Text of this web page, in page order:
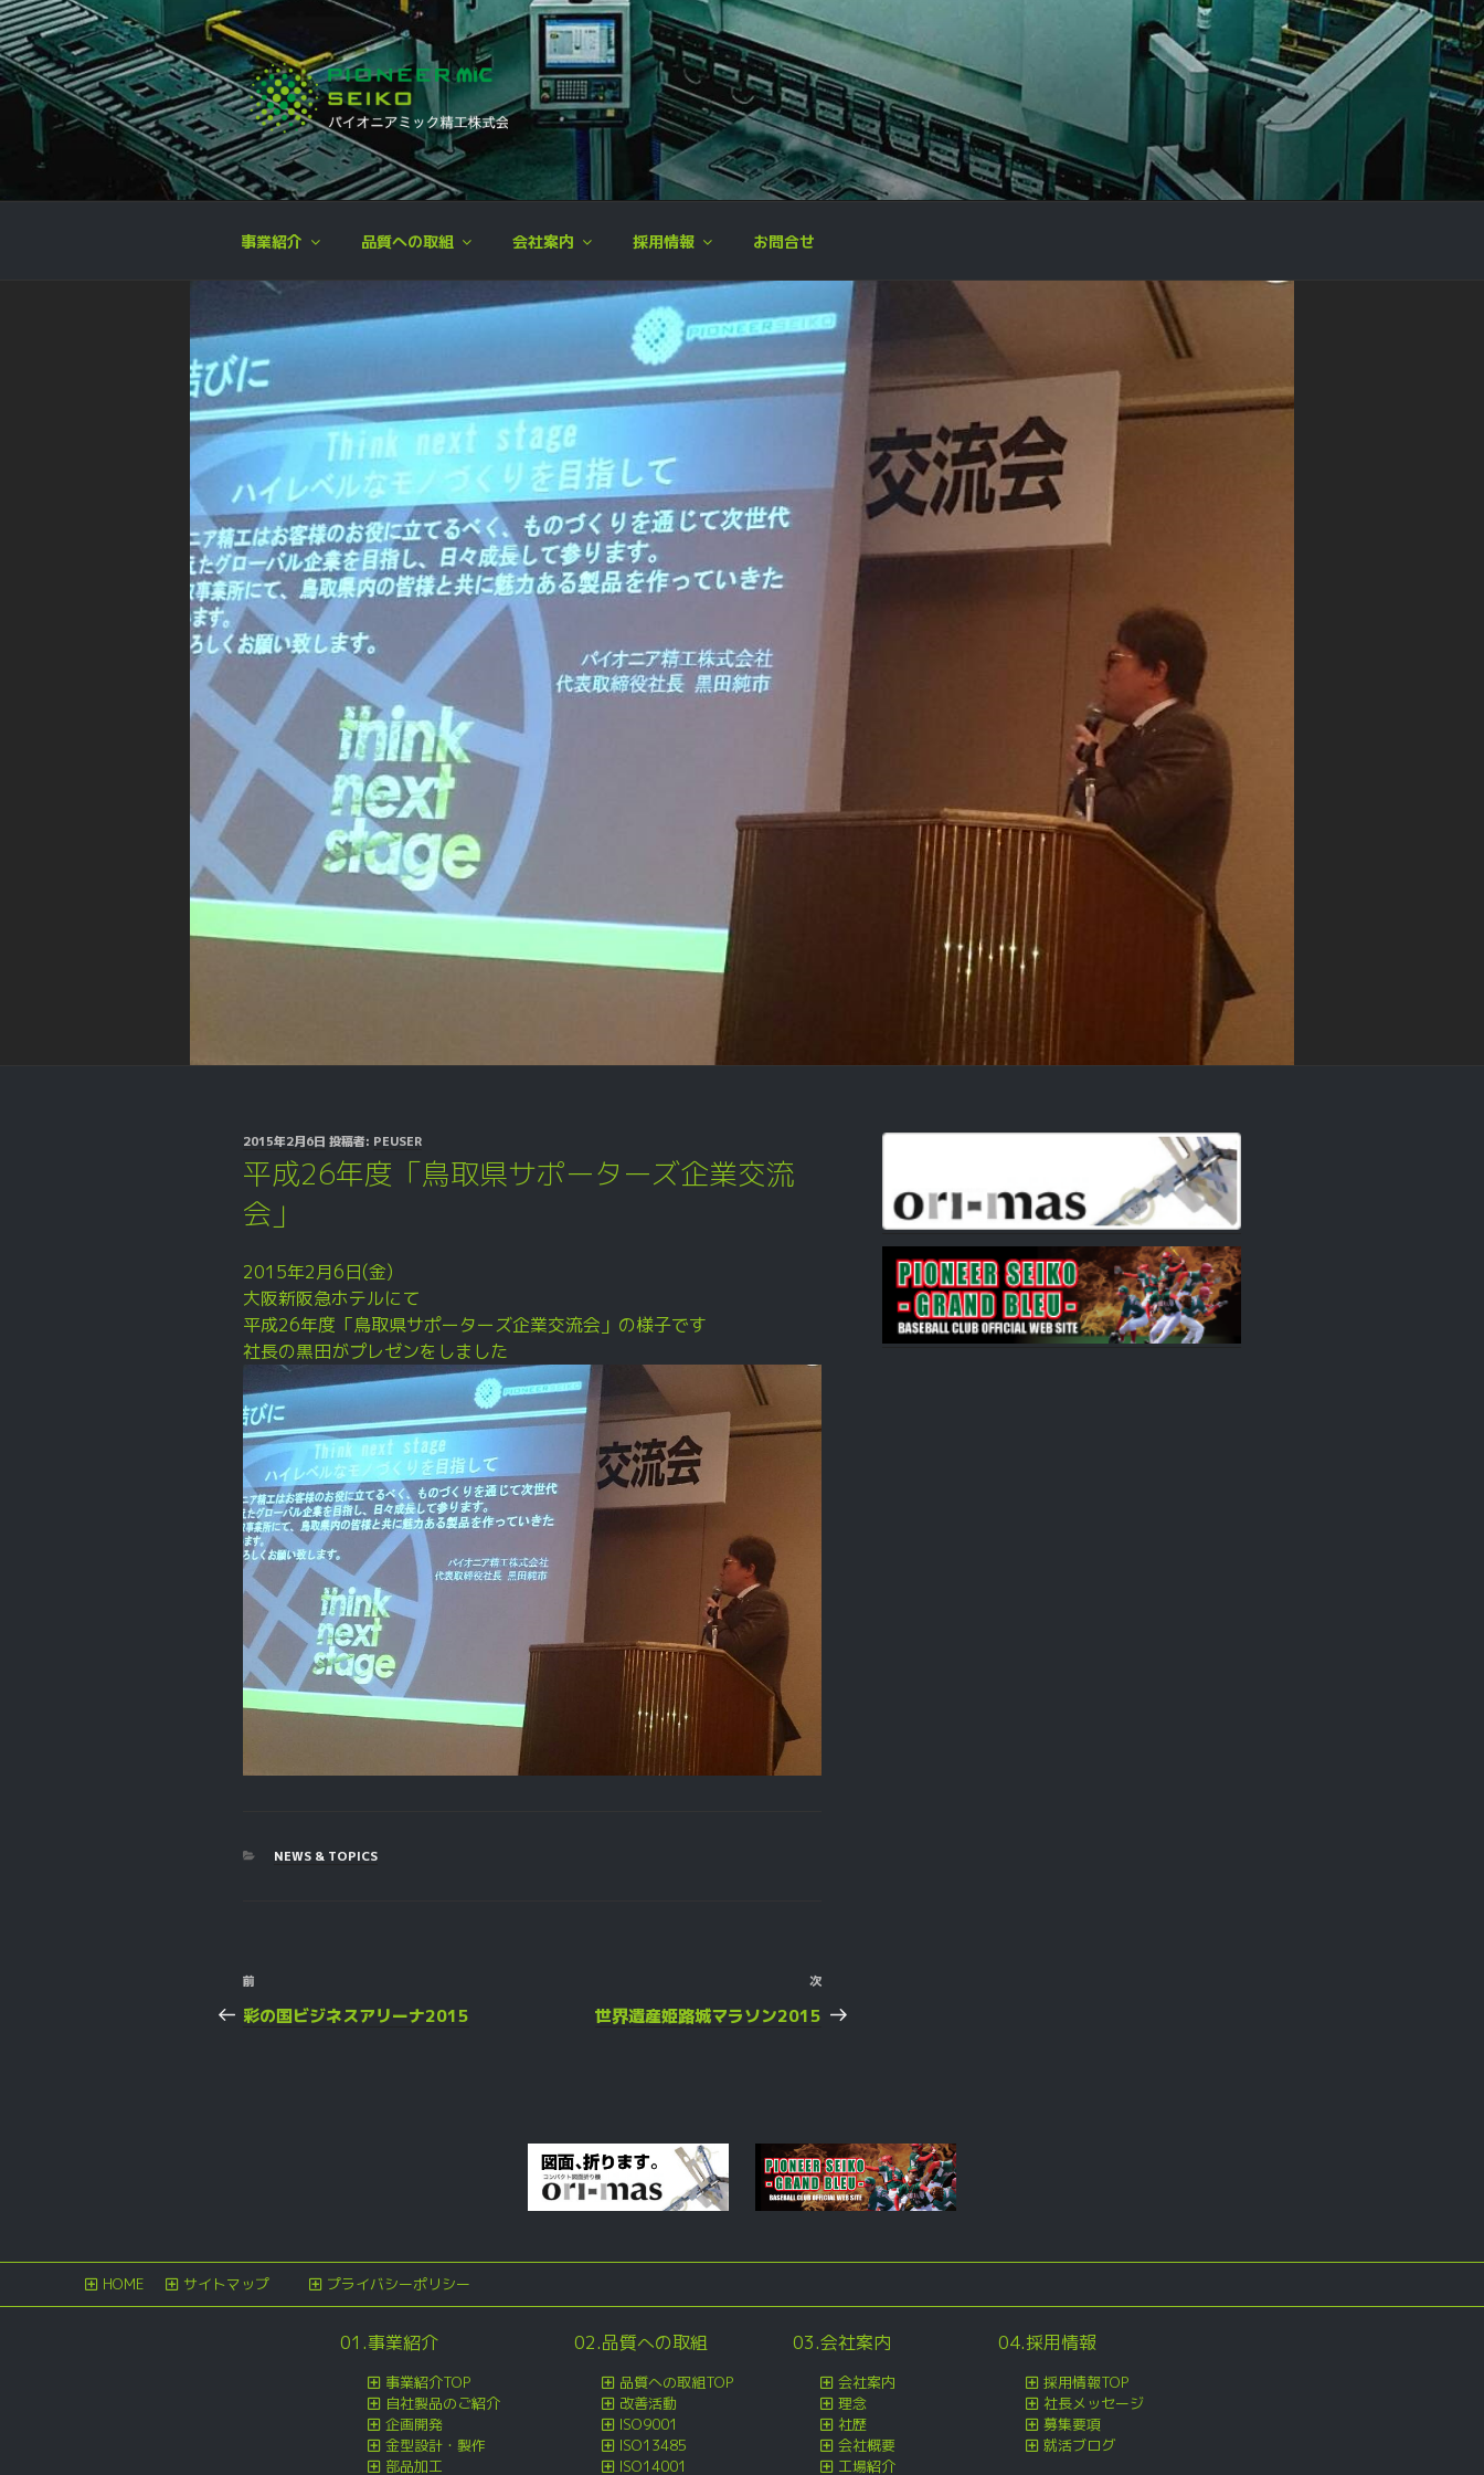
コ
ン
テ
ン
キ
パイオニア ミック精工株式会社
企画開発,設計,金型製作,プレス加工,板金加工,各種溶接,製品組立,検査
事業紹介 品質への取組 会社案内 採用情報 お問合せ
投
稿
日:
2015年2月6日 投稿者: PEUSER
平成26年度「鳥取県サポーターズ企業交流
会」
2015年2月6日(金)
大阪新阪急ホテルにて
平成26年度「鳥取県サポーターズ企業交流会」の様子です
社長の黒田がプレゼンをしました
カ
NEWS & TOPICS
投
稿
ョ
ン
過
去
前
彩の国ビジネスアリーナ2015
次
の
次
世界遺産姫路城マラソン2015
HOME サイトマップ プライバシーポリシー
01.事業紹介
事業紹介TOP
自社製品のご紹介
企画開発
金型設計・製作
部品加工
02.品質への取組
品質への取組TOP
改善活動
ISO9001
ISO13485
ISO14001
03.会社案内
会社案内
理念
社歴
会社概要
工場紹介
04.採用情報
採用情報TOP
社長メッセージ
募集要項
就活ブログ